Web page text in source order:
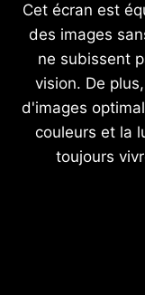
Cet écran est
des images
ne subissent
vision. De
d'images
couleurs et la
toujours